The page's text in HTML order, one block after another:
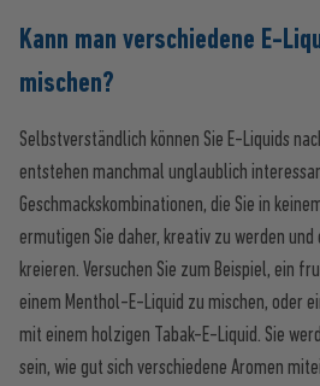
Kann man verschiedene E-
mischen?
Selbstverständlich können Sie E-Liquids
entstehen manchmal unglaublich
Geschmackskombinationen, die Sie in
ermutigen Sie daher, kreativ zu werden
kreieren. Versuchen Sie zum Beispiel, ein
einem Menthol-E-Liquid zu mischen, oder
mit einem holzigen Tabak-E-Liquid. Sie
sein, wie gut sich verschiedene Aromen